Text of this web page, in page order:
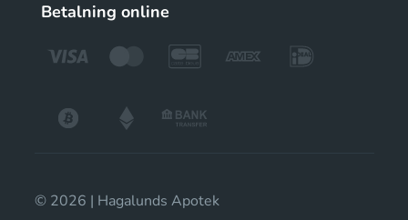
Betalning online
© 2026 | Hagalunds Apotek